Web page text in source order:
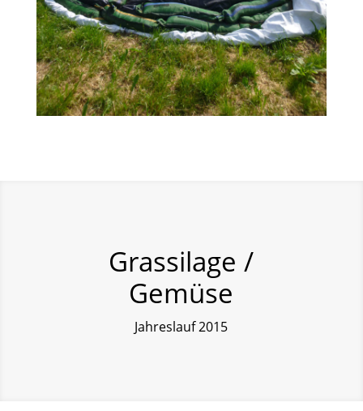
Grassilage /
Gemüse
Jahreslauf 2015